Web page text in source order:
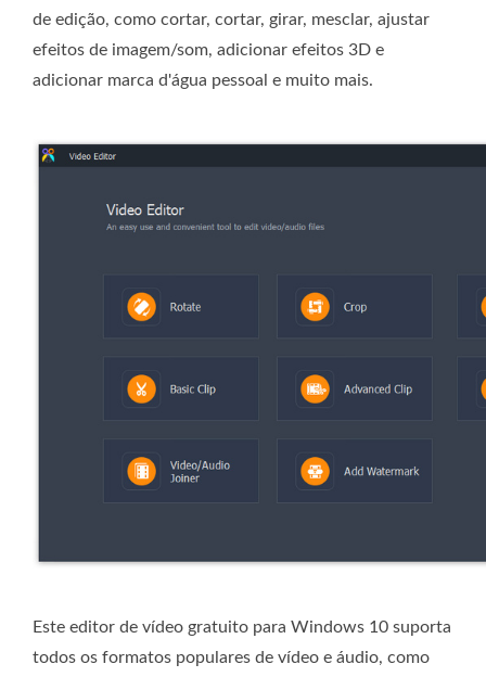
de edição, como cortar, cortar, girar, mesclar, ajustar
efeitos de imagem/som, adicionar efeitos 3D e
adicionar marca d'água pessoal e muito mais.
Este editor de vídeo gratuito para Windows 10 suporta
todos os formatos populares de vídeo e áudio, como